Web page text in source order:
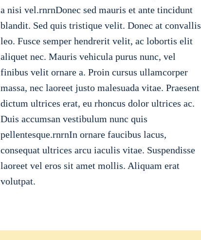
a nisi vel.rnrnDonec sed mauris et ante tincidunt
blandit. Sed quis tristique velit. Donec at convallis
leo. Fusce semper hendrerit velit, ac lobortis elit
aliquet nec. Mauris vehicula purus nunc, vel
finibus velit ornare a. Proin cursus ullamcorper
massa, nec laoreet justo malesuada vitae. Praesent
dictum ultrices erat, eu rhoncus dolor ultrices ac.
Duis accumsan vestibulum nunc quis
pellentesque.rnrnIn ornare faucibus lacus,
consequat ultrices arcu iaculis vitae. Suspendisse
laoreet vel eros sit amet mollis. Aliquam erat
volutpat.